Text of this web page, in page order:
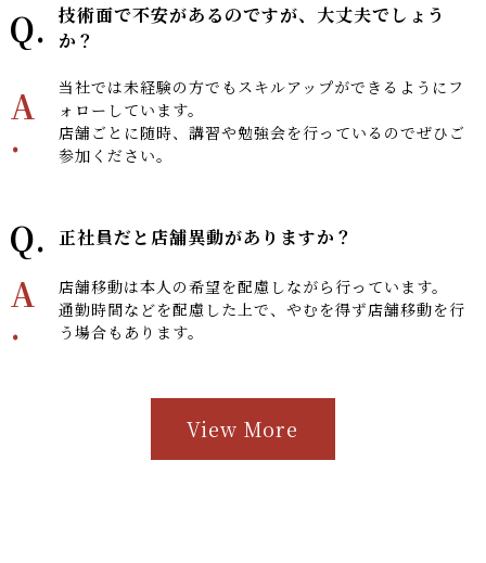
Q.
技術面で不安があるのですが、大丈夫でしょう
か？
A
.
当社では未経験の方でもスキルアップができるようにフ
ォローしています。
店舗ごとに随時、講習や勉強会を行っているのでぜひご
参加ください。
Q. 正社員だと店舗異動がありますか？
A
.
店舗移動は本人の希望を配慮しながら行っています。
通勤時間などを配慮した上で、やむを得ず店舗移動を行
う場合もあります。
View More